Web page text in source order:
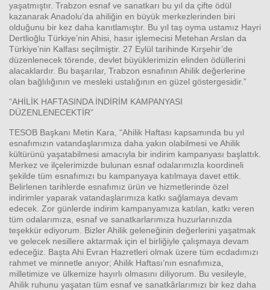
yaşatmıştır. Trabzon esnaf ve sanatkarı bu yıl da çifte ödül
kazanarak Anadolu’da ahiliğin en büyük merkezlerinden biri
olduğunu bir kez daha kanıtlamıştır. Bu yıl taş oyma ustamız Hayri
Dertlioğlu Türkiye’nin Ahisi, hasır işlemecisi Metehan Arslan da
Türkiye’nin Kalfası seçilmiştir. 27 Eylül tarihinde Kırşehir’de
düzenlenecek törende, devlet büyüklerimizin elinden ödüllerini
alacaklardır. Bu başarılar, Trabzon esnafının Ahilik değerlerine
olan bağlılığının ve mesleki ustalığının en güzel göstergesidir.”
“AHİLİK HAFTASINDA İNDİRİM KAMPANYASI
DÜZENLENECEKTİR”
TESOB Başkanı Metin Kara, “Ahilik Haftası kapsamında bu yıl
esnafımızın vatandaşlarımıza daha yakın olabilmesi ve Ahilik
kültürünü yaşatabilmesi amacıyla bir indirim kampanyası başlattık.
Merkez ve ilçelerimizde bulunan esnaf odalarımızla koordineli
şekilde tüm esnafımızı bu kampanyaya katılmaya davet ettik.
Belirlenen tarihlerde esnafımız ürün ve hizmetlerinde özel
indirimler yaparak vatandaşlarımıza katkı sağlamaya devam
edecek. Zor günlerde indirim kampanyamıza katılan, katkı veren
tüm odalarımıza, esnaf ve sanatkarlarımıza huzurlarınızda
teşekkür ediyorum. Bizler Ahilik geleneğinin değerlerini yaşatmak
ve gelecek nesillere aktarmak için el birliğiyle çalışmaya devam
edeceğiz. Başta Ahi Evran Hazretleri olmak üzere tüm ecdadımızı
rahmet ve minnetle anıyor; Ahilik Haftası’nın esnafımıza,
milletimize ve ülkemize hayırlı olmasını diliyorum. Bu vesileyle,
Ahilik ruhunu yaşatan tüm esnaf ve sanatkârlarımızı bir kez daha